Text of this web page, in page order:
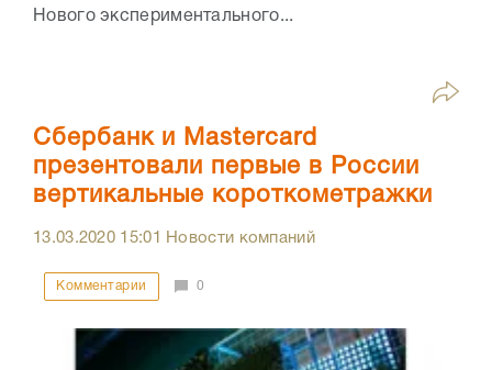
Нового экспериментального...
Сбербанк и Mastercard
презентовали первые в России
вертикальные короткометражки
13.03.2020 15:01 Новости компаний
Комментарии 0